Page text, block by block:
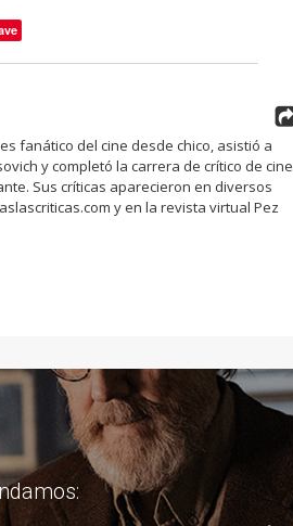
fanático del cine desde chico, asistió a
y completó la carrera de crítico de cine
Sus críticas aparecieron en diversos
y en la revista virtual Pez